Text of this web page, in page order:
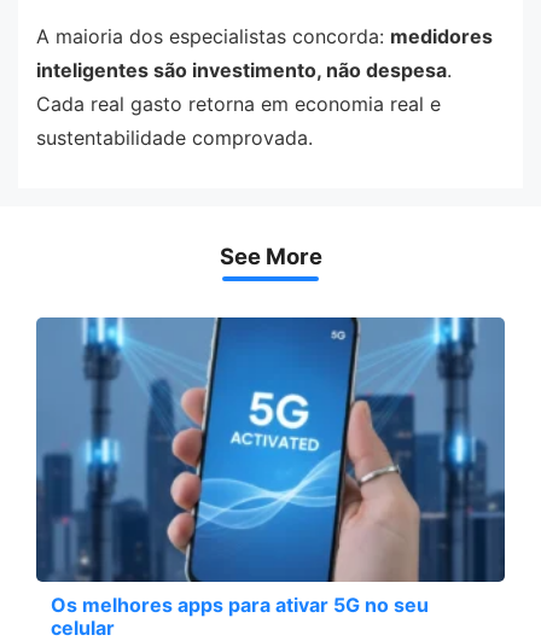
A maioria dos especialistas concorda: medidores
inteligentes são investimento, não despesa.
Cada real gasto retorna em economia real e
sustentabilidade comprovada.
See More
Os melhores apps para ativar 5G no seu
celular